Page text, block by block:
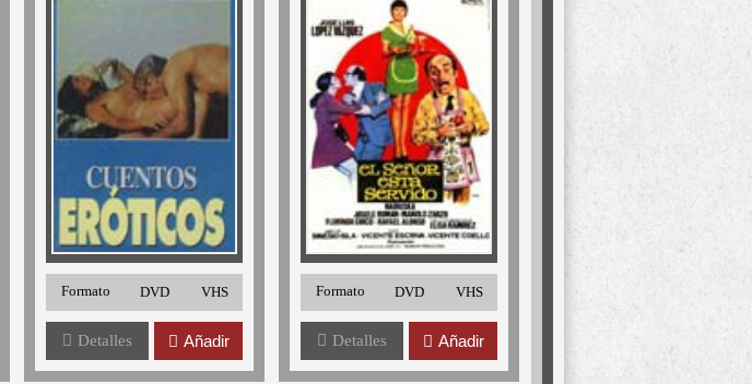
Formato DVD VHS
Detalles Añadir
Formato DVD VHS
Detalles Añadir